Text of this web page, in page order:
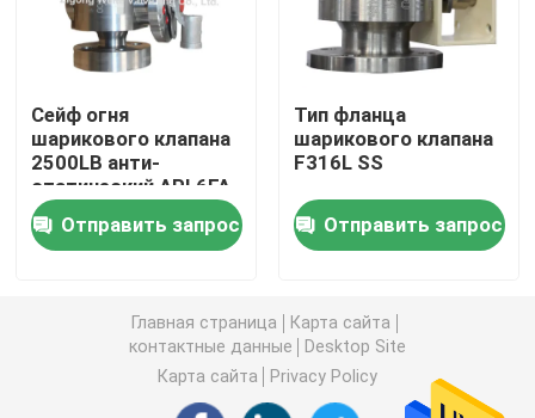
Шариковый клапан углерода стальной служить
Клапан аварийной остановки
Полностью сваренный шариковый клапан
плавая шариковый клапан
Шариковый клапан установленный Trunnion
Сейф огня
шарикового клапана
2500LB анти-
статический API 6FA
API 607
нержавеющей стали
F51
Отправить запрос
Тип фланца
шарикового клапана
F316L SS
Отправить запрос
Главная страница
Карта сайта
контактные данные
Desktop Site
Карта сайта
Privacy Policy